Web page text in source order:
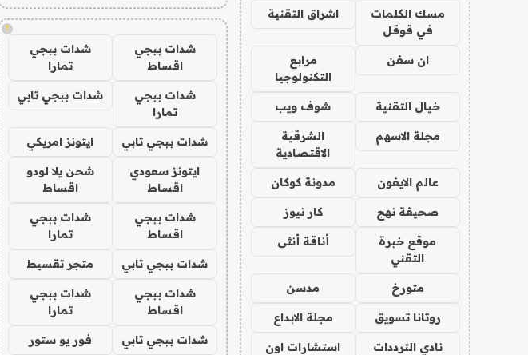
مسك الكلمات
في قوقل
اشراق التقنية
ان سفن
مرابع
التكنولوجيا
خيال التقنية شوف ويب
مجلة الاسهم
الشرقية
الاقتصادية
عالم الايفون مدونة كوكان
صحيفة نهج كار نيوز
موقع خبرة
التقني
أناقة أنثى
متورخ مدسن
روتانا تسويق مجلة الابداع
نادي الترددات
استشارات اون
!
شدات ببجي
اقساط
شدات ببجي
تمارا
شدات ببجي
تمارا
شدات ببجي تابي
شدات ببجي تابي ايتونز امريكي
ايتونز سعودي
اقساط
شحن يلا لودو
اقساط
شدات ببجي
اقساط
شدات ببجي
تمارا
شدات ببجي تابي متجر تقسيط
شدات ببجي
اقساط
شدات ببجي
تمارا
شدات ببجي تابي فور يو ستور